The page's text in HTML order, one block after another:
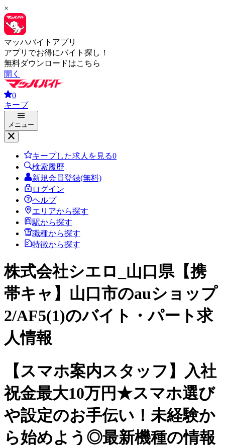
×
マッハバイトアプリ
アプリでお得にバイト探し！
無料ダウンロードはこちら
開く
0
キープ
メニュー
キープした求人を見る0
検索履歴
新規会員登録(無料)
ログイン
ヘルプ
エリアから探す
駅から探す
職種から探す
特徴から探す
株式会社シエロ_山口県【携
帯キャ】山口市のauショップ
2/AF5(1)のバイト・パート求
人情報
【スマホ案内スタッフ】入社
祝金最大10万円★スマホ選び
や設定のお手伝い！未経験か
ら始めよう◎最新機種の情報